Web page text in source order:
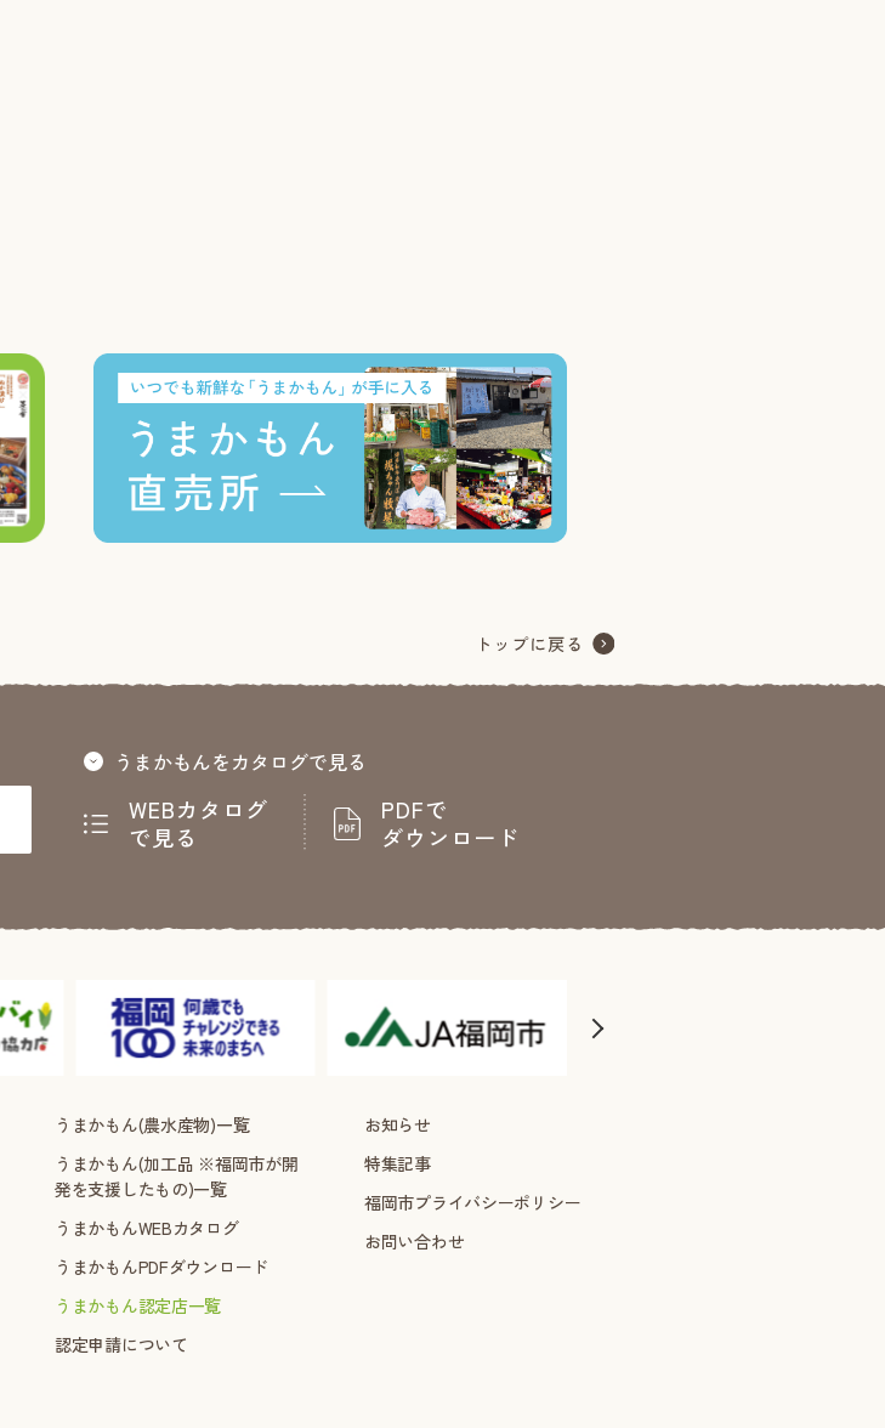
うまかもんをカタログで見る
WEBカタログ
で見る
PDFで
ダウンロード
うまかもん(農水産物)一覧
うまかもん(加工品 ※福岡市が開
発を支援したもの)一覧
うまかもんWEBカタログ
うまかもんPDFダウンロード
うまかもん認定店一覧
認定申請について
お知らせ
特集記事
福岡市プライバシーポリシー
お問い合わせ